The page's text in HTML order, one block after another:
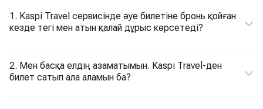
1. Kaspi Travel сервисінде әуе билетіне бронь қойған
кезде тегі мен атын қалай дұрыс көрсетеді?
2. Мен басқа елдің азаматымын. Kaspi Travel-ден
билет сатып ала аламын ба?